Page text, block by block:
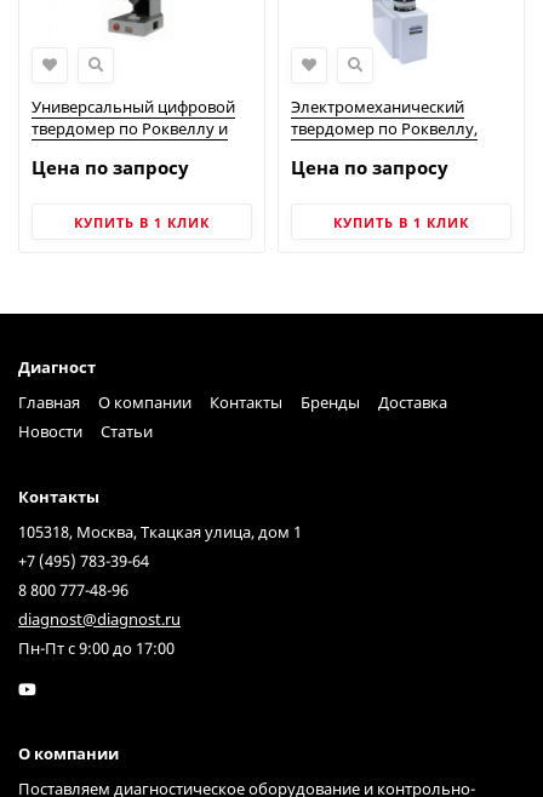
Универсальный цифровой
твердомер по Роквеллу и
300HRSS-150
Цена по запросу
КУПИТЬ В 1 КЛИК
Электромеханический
твердомер по Роквеллу,
Цена по запросу
КУПИТЬ В 1 КЛИК
Диагност
Главная
О компании Контакты Бренды
Доставка
Новости
Статьи
Контакты
105318, Москва, Ткацкая улица, дом 1
+7 (495) 783-39-64
8 800 777-48-96
diagnost@diagnost.ru
Пн-Пт с 9:00 до 17:00
О компании
Поставляем диагностическое оборудование и контрольно-